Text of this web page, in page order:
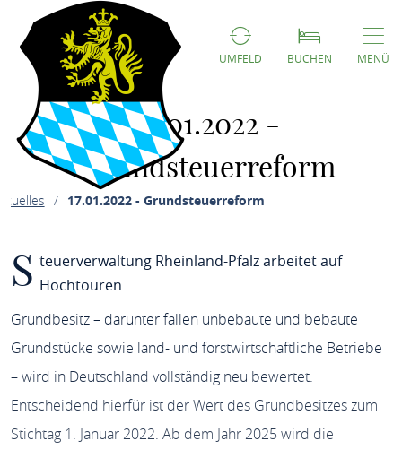
UMFELD BUCHEN MENÜ
17.01.2022 -
Grundsteuerreform
17.01.2022 - Grundsteuerreform
S teuerverwaltung Rheinland-Pfalz arbeitet auf
Hochtouren
Grundbesitz – darunter fallen unbebaute und bebaute
Grundstücke sowie land- und forstwirtschaftliche Betriebe
– wird in Deutschland vollständig neu bewertet.
Entscheidend hierfür ist der Wert des Grundbesitzes zum
Stichtag 1. Januar 2022. Ab dem Jahr 2025 wird die